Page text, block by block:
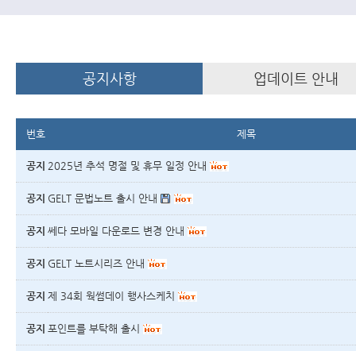
공지사항 업데이트 안내
번호 제목
공지 2025년 추석 명절 및 휴무 일정 안내
공지 GELT 문법노트 출시 안내
공지 쎄다 모바일 다운로드 변경 안내
공지 GELT 노트시리즈 안내
공지 제 34회 웍썸데이 행사스케치
공지 포인트를 부탁해 출시